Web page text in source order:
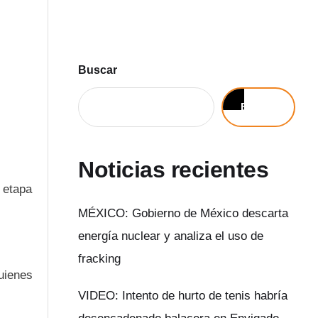
Buscar
Buscar
Noticias recientes
MÉXICO: Gobierno de México descarta
energía nuclear y analiza el uso de
fracking
VIDEO: Intento de hurto de tenis habría